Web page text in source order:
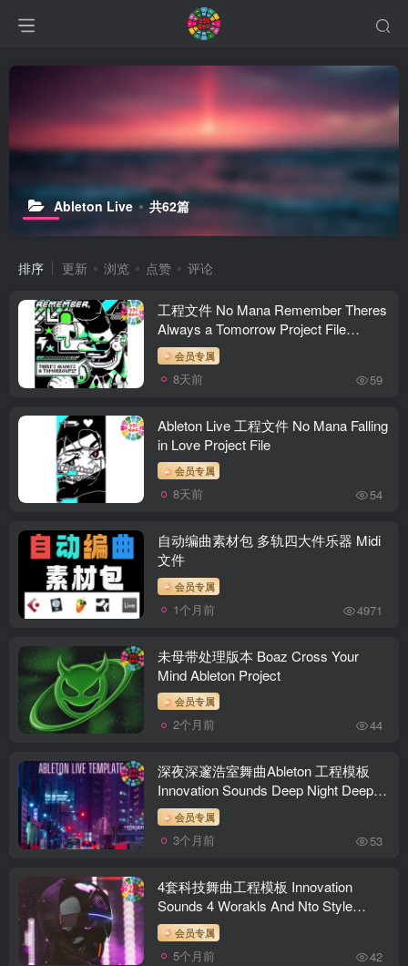
Ableton Live 共62篇
排序 更新 浏览 点赞 评论
工程文件 No Mana Remember Theres
Always a Tomorrow Project File
Ableton Live
会员专属
8天前 59
Ableton Live 工程文件 No Mana Falling
in Love Project File
会员专属
8天前 54
自动编曲素材包 多轨四大件乐器 Midi
文件
会员专属
1个月前 4971
未母带处理版本 Boaz Cross Your
Mind Ableton Project
会员专属
2个月前 44
深夜深邃浩室舞曲Ableton 工程模板
Innovation Sounds Deep Night Deep
House Ableton Template [DAW
Templates]
会员专属
3个月前 53
4套科技舞曲工程模板 Innovation
Sounds 4 Worakls And Nto Style
Ableton Live
会员专属
5个月前 42